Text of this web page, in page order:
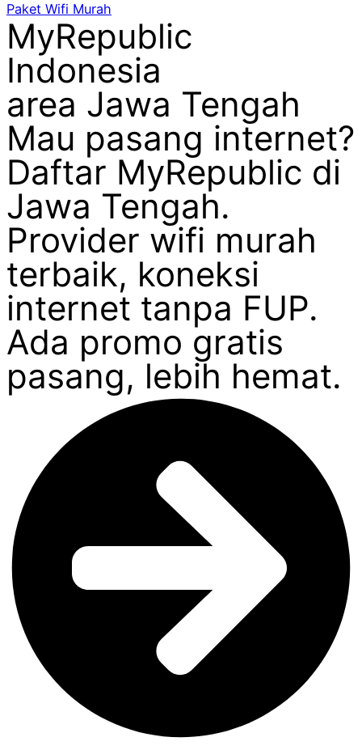
Paket Wifi Murah
MyRepublic
Indonesia
area Jawa Tengah
Mau pasang internet?
Daftar MyRepublic di
Jawa Tengah.
Provider wifi murah
terbaik, koneksi
internet tanpa FUP.
Ada promo gratis
pasang, lebih hemat.